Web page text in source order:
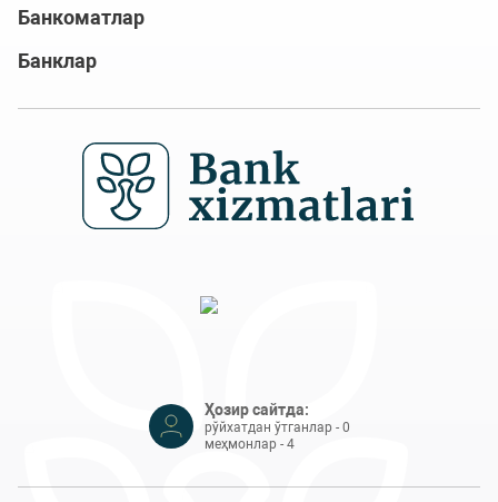
Банкоматлар
Банклар
Ҳозир сайтда:
рўйхатдан ўтганлар - 0
меҳмонлар - 4